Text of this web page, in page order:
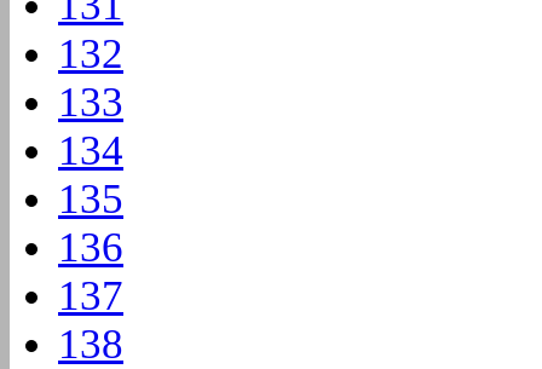
132
133
134
135
136
137
138